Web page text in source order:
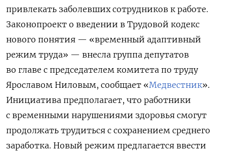
привлекать заболевших сотрудников к работе.
Законопроект о введении в Трудовой кодекс
нового понятия — «временный адаптивный
режим труда» — внесла группа депутатов
во главе с председателем комитета по труду
Ярославом Ниловым, сообщает «Медвестник».
Инициатива предполагает, что работники
с временными нарушениями здоровья смогут
продолжать трудиться с сохранением среднего
заработка. Новый режим предлагается ввести